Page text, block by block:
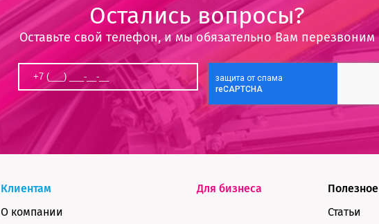
Остались вопросы?
Оставьте свой телефон, и мы обязательно Вам перезвоним
Клиентам
О компании
Для бизнеса
Полезное
Статьи